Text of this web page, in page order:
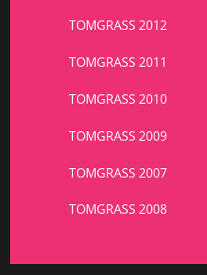
TOMGRASS 2012
TOMGRASS 2011
TOMGRASS 2010
TOMGRASS 2009
TOMGRASS 2007
TOMGRASS 2008